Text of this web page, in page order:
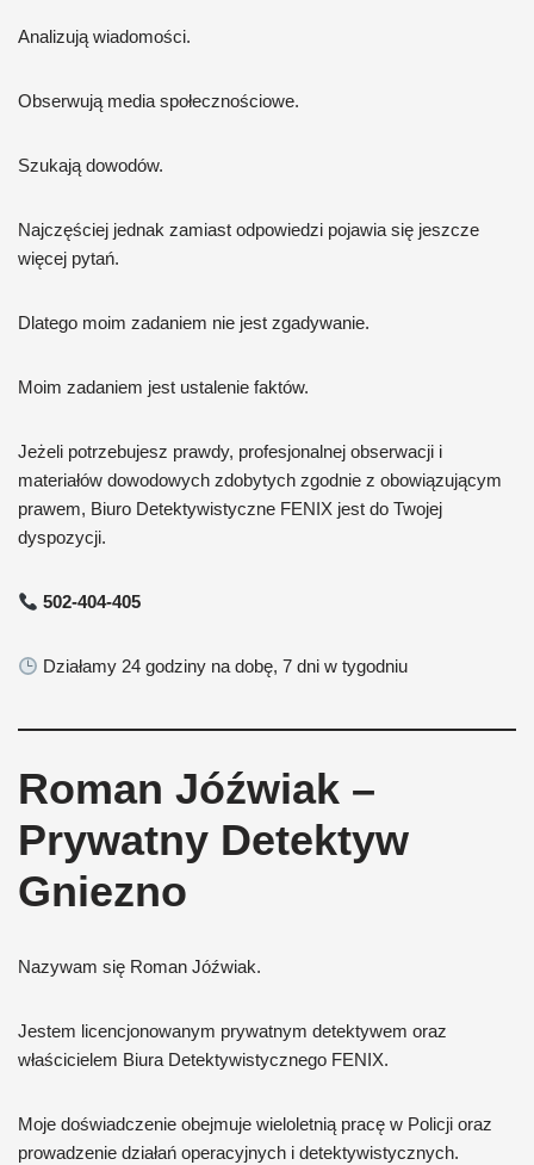
Analizują wiadomości.
Obserwują media społecznościowe.
Szukają dowodów.
Najczęściej jednak zamiast odpowiedzi pojawia się jeszcze
więcej pytań.
Dlatego moim zadaniem nie jest zgadywanie.
Moim zadaniem jest ustalenie faktów.
Jeżeli potrzebujesz prawdy, profesjonalnej obserwacji i
materiałów dowodowych zdobytych zgodnie z obowiązującym
prawem, Biuro Detektywistyczne FENIX jest do Twojej
dyspozycji.
502-404-405
Działamy 24 godziny na dobę, 7 dni w tygodniu
Roman Jóźwiak –
Prywatny Detektyw
Gniezno
Nazywam się Roman Jóźwiak.
Jestem licencjonowanym prywatnym detektywem oraz
właścicielem Biura Detektywistycznego FENIX.
Moje doświadczenie obejmuje wieloletnią pracę w Policji oraz
prowadzenie działań operacyjnych i detektywistycznych.